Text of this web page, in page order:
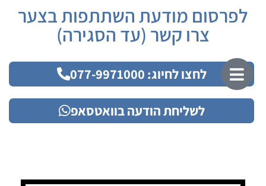
לפרסום מודעת השתתפות בצער
צרו קשר (עד הסגירה)
לחצו לחיוג: 077-9971000
לשליחת הודעה בוואטסאפ